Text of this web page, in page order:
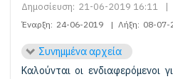
Δημοσίευση: 21-06-2019 16:11 |
Έναρξη: 24-06-2019 | Λήξη: 08-07-
Συνημμένα αρχεία
Καλούνται οι ενδιαφερόμενοι